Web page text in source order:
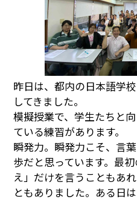
昨日は、都内の日本語学
してきました。
模擬授業で、学生たちと
ている練習があります。
瞬発力。瞬発力こそ、言
歩だと思っています。最
え」だけを言うこともあ
ともありました。ある日